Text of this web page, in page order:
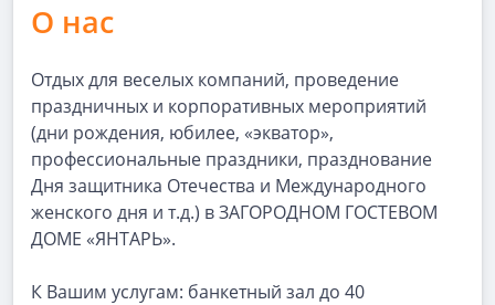
О нас
Отдых для веселых компаний, проведение
праздничных и корпоративных мероприятий
(дни рождения, юбилее, «экватор»,
профессиональные праздники, празднование
Дня защитника Отечества и Международного
женского дня и т.д.) в ЗАГОРОДНОМ ГОСТЕВОМ
ДОМЕ «ЯНТАРЬ».
К Вашим услугам: банкетный зал до 40